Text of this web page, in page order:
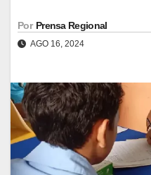
Por Prensa Regional
AGO 16, 2024